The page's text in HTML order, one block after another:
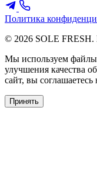
Политика
© 2026 SOLE
Мы используем файлы
улучшения качества
сайт, вы
Принять